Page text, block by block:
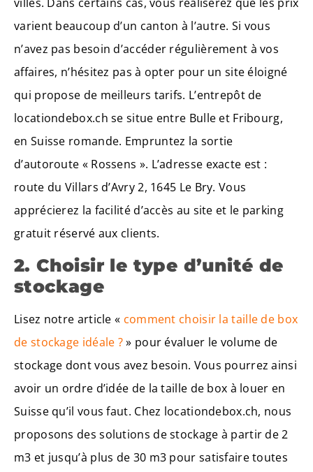
varient beaucoup d’un canton à l’autre. Si vous
n’avez pas besoin d’accéder régulièrement à vos
affaires, n’hésitez pas à opter pour un site éloigné
qui propose de meilleurs tarifs. L’entrepôt de
locationdebox.ch se situe entre Bulle et Fribourg,
en Suisse romande. Empruntez la sortie
d’autoroute « Rossens ». L’adresse exacte est :
route du Villars d’Avry 2, 1645 Le Bry. Vous
apprécierez la facilité d’accès au site et le parking
gratuit réservé aux clients.
2. Choisir le type d’unité de
stockage
Lisez notre article « comment choisir la taille de box
de stockage idéale ?» pour évaluer le volume de
stockage dont vous avez besoin. Vous pourrez ainsi
avoir un ordre d’idée de la taille de box à louer en
Suisse qu’il vous faut. Chez locationdebox.ch, nous
proposons des solutions de stockage à partir de 2
m3 et jusqu’à plus de 30 m3 pour satisfaire toutes